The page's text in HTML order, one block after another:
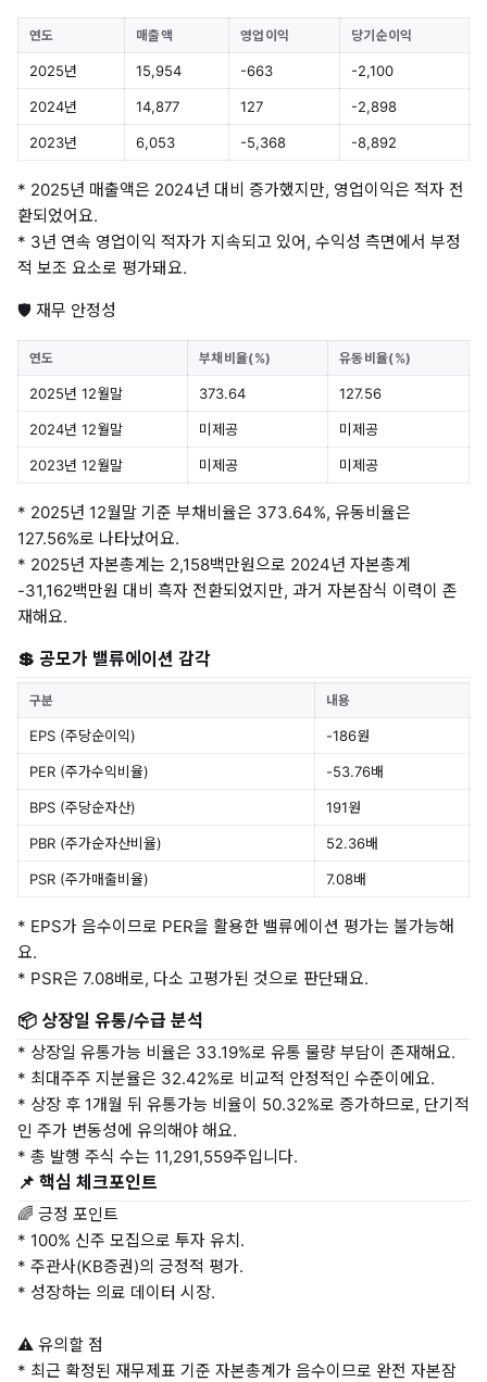
연도 매출액 영업이익 당기순이익
2025년 15,954 -663 -2,100
2024년 14,877 127 -2,898
2023년 6,053 -5,368 -8,892
* 2025년 매출액은 2024년 대비 증가했지만, 영업이익은 적자 전
환되었어요.
* 3년 연속 영업이익 적자가 지속되고 있어, 수익성 측면에서 부정
적 보조 요소로 평가돼요.
🛡️ 재무 안정성
연도 부채비율(%) 유동비율(%)
2025년 12월말 373.64 127.56
2024년 12월말 미제공 미제공
2023년 12월말 미제공 미제공
* 2025년 12월말 기준 부채비율은 373.64%, 유동비율은
127.56%로 나타났어요.
* 2025년 자본총계는 2,158백만원으로 2024년 자본총계
-31,162백만원 대비 흑자 전환되었지만, 과거 자본잠식 이력이 존
재해요.
💲 공모가 밸류에이션 감각
구분 내용
EPS (주당순이익) -186원
PER (주가수익비율) -53.76배
BPS (주당순자산) 191원
PBR (주가순자산비율) 52.36배
PSR (주가매출비율) 7.08배
* EPS가 음수이므로 PER을 활용한 밸류에이션 평가는 불가능해
요.
* PSR은 7.08배로, 다소 고평가된 것으로 판단돼요.
📦 상장일 유통/수급 분석
* 상장일 유통가능 비율은 33.19%로 유통 물량 부담이 존재해요.
* 최대주주 지분율은 32.42%로 비교적 안정적인 수준이에요.
* 상장 후 1개월 뒤 유통가능 비율이 50.32%로 증가하므로, 단기적
인 주가 변동성에 유의해야 해요.
* 총 발행 주식 수는 11,291,559주입니다.
📌 핵심 체크포인트
🌈 긍정 포인트
* 100% 신주 모집으로 투자 유치.
* 주관사(KB증권)의 긍정적 평가.
* 성장하는 의료 데이터 시장.
⚠️ 유의할 점
* 최근 확정된 재무제표 기준 자본총계가 음수이므로 완전 자본잠